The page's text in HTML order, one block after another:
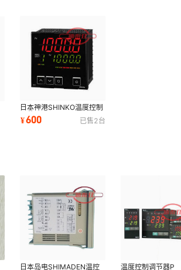
日本神港SHINKO温度控制
调节器BCD2S00-00
¥600 已售2台
日本岛电SHIMADEN温控
温度控制调节器P